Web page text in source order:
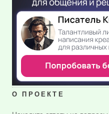
О ПРОЕКТЕ